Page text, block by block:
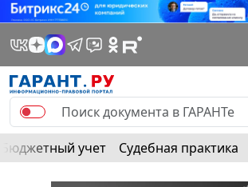
Бюджетный учет Судебная практика